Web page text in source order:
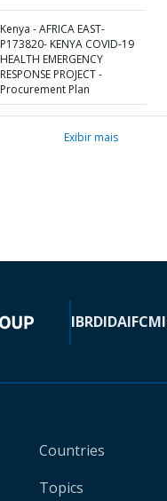
Kenya - AFRICA EAST-
P173820- KENYA COVID-19
HEALTH EMERGENCY
RESPONSE PROJECT -
Procurement Plan
Exibir mais
IBRDIDAIFC
Countries
Topics